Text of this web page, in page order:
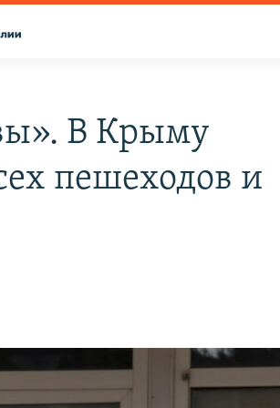
В Крыму
пешеходов и